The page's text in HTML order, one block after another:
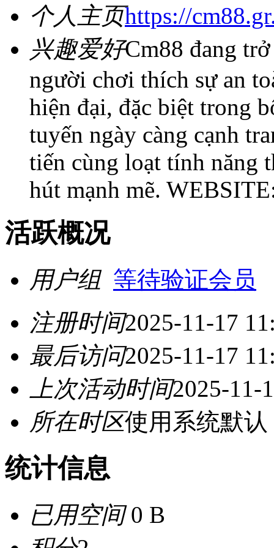
个人主页https://
兴趣爱好Cm88 đang
người chơi thích sự an
hiện đại, đặc biệt trong
tuyến ngày càng cạnh
tiến cùng loạt tính năng
hút mạnh mẽ.
活跃概况
用户组 等待验证会员
注册时间2025-11-17
最后访问2025-11-17
上次活动时间2025-11-
所在时区使用系统默认
统计信息
已用空间0 B